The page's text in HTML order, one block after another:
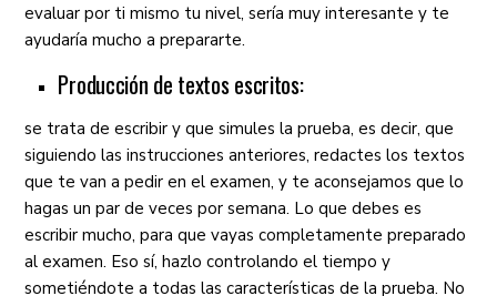
evaluar por ti mismo tu nivel, sería muy interesante y te
ayudaría mucho a prepararte.
Producción de textos escritos:
se trata de escribir y que simules la prueba, es decir, que
siguiendo las instrucciones anteriores, redactes los textos
que te van a pedir en el examen, y te aconsejamos que lo
hagas un par de veces por semana. Lo que debes es
escribir mucho, para que vayas completamente preparado
al examen. Eso sí, hazlo controlando el tiempo y
sometiéndote a todas las características de la prueba. No